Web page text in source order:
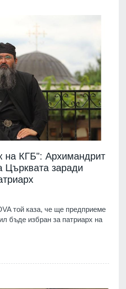
на КГБ": Архимандрит
Църквата заради
той каза, че ще предприеме
бъде избран за патриарх на